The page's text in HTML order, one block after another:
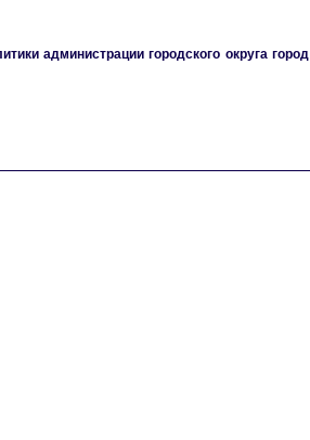
администрации городского округа город